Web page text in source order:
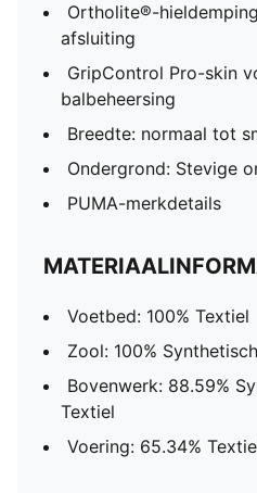
Ortholite®-
afsluiting
GripControl Pro-skin
balbeheersing
Breedte: normaal tot
Ondergrond: Stevige
PUMA-merkdetails
Voetbed: 100% Textiel
Zool: 100% Synthetisch
Bovenwerk: 88.59%
Textiel
Voering: 65.34%